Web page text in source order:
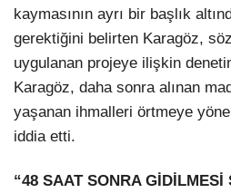
kaymasının ayrı bir başlık
gerektiğini belirten Karagöz,
uygulanan projeye ilişkin
Karagöz, daha sonra alınan
yaşanan ihmalleri örtmeye
iddia etti.
“48 SAAT SONRA GİDİLMESİ